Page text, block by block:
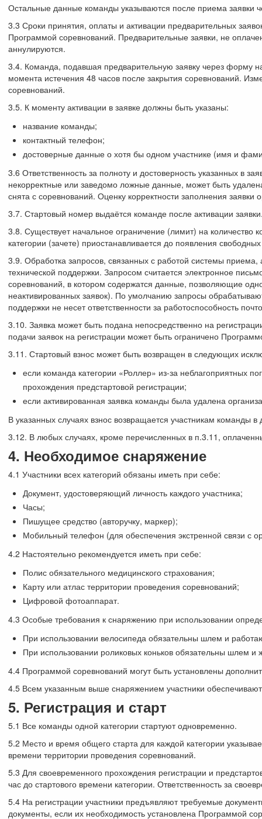
Остальные данные команды указываются после приема заявки
3.3 Сроки принятия, оплаты и активации предварительных
Программой соревнований. Предварительные заявки, не
аннулируются.
3.4. Команда, подавшая предварительную заявку через форму
момента истечения 48 часов после закрытия соревнований.
соревнований.
3.5. К моменту активации в заявке должны быть указаны:
название команды;
контактный телефон;
достоверные данные о хотя бы одном участнике (имя и
3.6 Ответственность за полноту и достоверность указанных в
некорректные или заведомо ложные данные, может быть
снята с соревнований. Оценку корректности заполнения заявки
3.7. Стартовый номер выдаётся команде после активации
3.8. Существует начальное ограничение (лимит) на количество
категории (зачете) приостанавливается до появления
3.9. Обработка запросов, связанных с работой системы
технической поддержки. Запросом считается электронное
соревнований, в котором содержатся данные, позволяющие
неактивированных заявок). По умолчанию запросы
поддержки не несет ответственности за работоспособность
3.10. Заявка может быть подана непосредственно на
подачи заявок на регистрации может быть ограничено
3.11. Стартовый взнос может быть возвращен в следующих
если команда категории «Роллер» из-за неблагоприятных
прохождения предстартовой регистрации;
если активированная заявка команды была удалена
В указанных случаях взнос возвращается участникам команды
3.12. В любых случаях, кроме перечисленных в п.3.11,
4. Необходимое снаряжение
4.1 Участники всех категорий обязаны иметь при себе:
Документ, удостоверяющий личность каждого участника;
Часы;
Пишущее средство (авторучку, маркер);
Мобильный телефон (для обеспечения экстренной связи с
4.2 Настоятельно рекомендуется иметь при себе:
Полис обязательного медицинского страхования;
Карту или атлас территории проведения соревнований;
Цифровой фотоаппарат.
4.3 Особые требования к снаряжению при использовании
При использовании велосипеда обязательны шлем и
При использовании роликовых коньков обязательны шлем
4.4 Программой соревнований могут быть установлены
4.5 Всем указанным выше снаряжением участники
5. Регистрация и старт
5.1 Все команды одной категории стартуют одновременно.
5.2 Место и время общего старта для каждой категории
времени территории проведения соревнований.
5.3 Для своевременного прохождения регистрации и
час до стартового времени категории. Ответственность за
5.4 На регистрации участники предъявляют требуемые
документы, если их необходимость установлена Программой